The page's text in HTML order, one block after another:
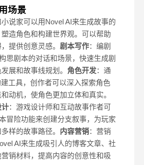
场景
小说家可以用Novel AI来生成故事的
造角色和构建世界观。可以帮助
提供创意灵感。 剧本写作：编剧
思剧本的对话和场景，快速生成剧
展和故事线规划。 角色开发：通
工具，创作者可以深入探索角色
动机，使角色更加立体和真实。
计：游戏设计师和互动故事作者可
冒险功能来创建分支叙事，为玩家
样的故事路径。 内容营销：营销
AI来生成吸引人的博客文章、社
销材料，提高内容的创意性和吸